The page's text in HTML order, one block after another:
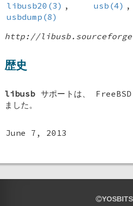
libusb20(3) , usb(4)
usbdump(8)
http://
歴史
libusb サポートは、
ました。
June 7, 2013
YOSBITS